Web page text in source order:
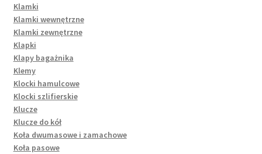
Klamki
Klamki wewnętrzne
Klamki zewnętrzne
Klapki
Klapy bagażnika
Klemy
Klocki hamulcowe
Klocki szlifierskie
Klucze
Klucze do kół
Koła dwumasowe i zamachowe
Koła pasowe